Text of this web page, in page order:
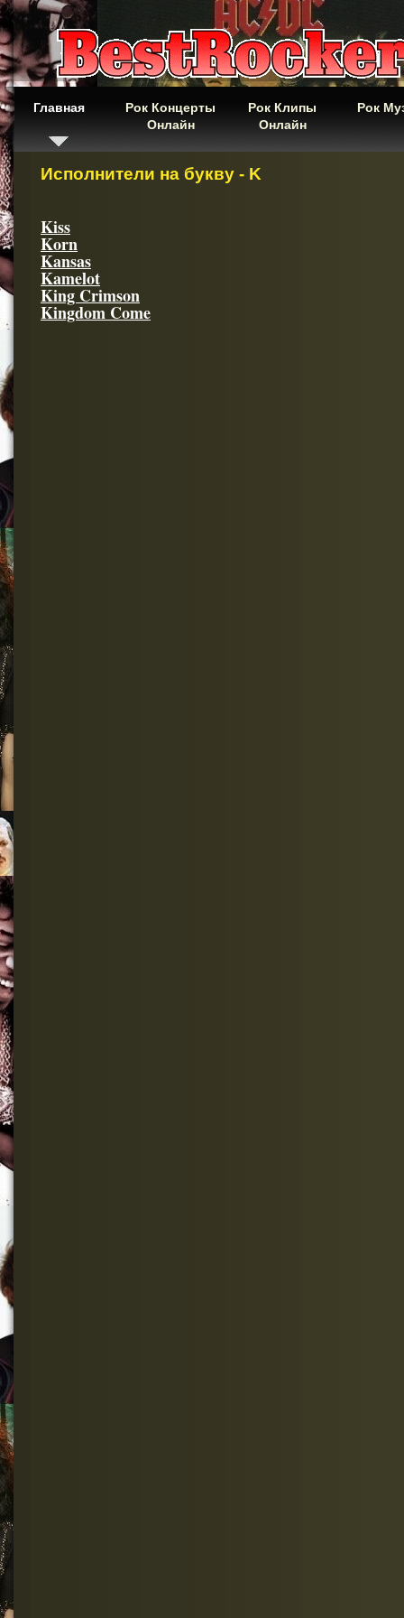
Главная
Рок Концерты
Онлайн
Рок Клипы
Онлайн
Рок
Исполнители на букву - K
Kiss
Korn
Kansas
Kamelot
King Crimson
Kingdom Come